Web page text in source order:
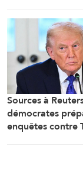
membres
Sources à
démocrates
enquêtes contre